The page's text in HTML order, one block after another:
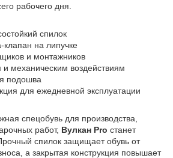
рабочего дня.
спилок
на липучке
и монтажников
и механическим воздействиям
подошва
для ежедневной эксплуатации
спецобувь для производства,
работ, Вулкан Pro станет
спилок защищает обувь от
а закрытая конструкция повышает